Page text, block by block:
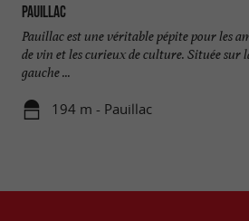
Pauillac
Pauillac est une véritable pépite pour les
de vin et les curieux de culture. Située sur
gauche ...
194 m - Pauillac